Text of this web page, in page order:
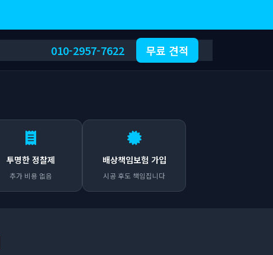
010-2957-7622 무료 견적
투명한 정찰제
추가 비용 없음
배상책임보험 가입
시공 후도 책임집니다